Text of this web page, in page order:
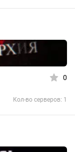
0
Кол-во серверов: 1